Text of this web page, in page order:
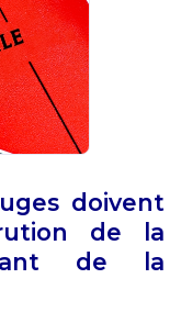
doivent
de la
de la